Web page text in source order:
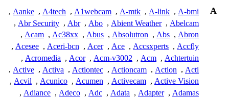
A
A-bmi
,
A-link
,
A-mtk
,
A1webcam
,
A4tech
,
Aanke
,
Abelcam
,
Abient Weather
,
Abo
,
Abr
,
Abr Security
,
Abron
,
Abs
,
Absolutron
,
Abus
,
Ac38xx
,
Acam
,
Accfly
,
Accsxperts
,
Ace
,
Acer
,
Aceri-bcn
,
Acesee
,
Achtertuin
,
Acm
,
Acm-v3002
,
Acor
,
Acromedia
,
Acti
,
Action
,
Actioncam
,
Actiontec
,
Activa
,
Active
,
Active Vision
,
Activecam
,
Acumen
,
Acunico
,
Acvil
,
Adamas
,
Adapter
,
Adata
,
Adc
,
Adeco
,
Adiance
,